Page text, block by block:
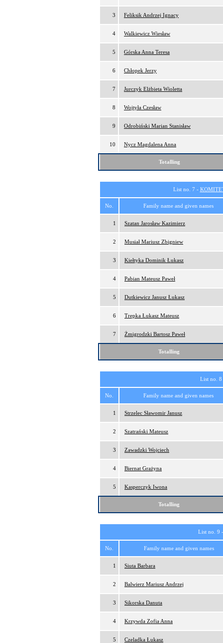
3 Feliksik Andrzej Ignacy
4 Walkiewicz Wiesław
5 Górska Anna Teresa
6 Chłopek Jerzy
7 Jurczyk Elżbieta Wioletta
8 Wojtyła Czesław
9 Odrobiński Marian Stanisław
10 Nycz Magdalena Anna
Totalling
List no. 7 -
No. Family name and given names
1 Szatan Jarosław Kazimierz
2 Musiał Mariusz Zbigniew
3 Kiełtyka Dominik Łukasz
4 Pabian Mateusz Paweł
5 Dutkiewicz Janusz Łukasz
6 Trepka Łukasz Mateusz
7 Żmigrodzki Bartosz Paweł
Totalling
List no.
No. Family name and given names
1 Strzelec Sławomir Janusz
2 Szatrański Mateusz
3 Zawadzki Wojciech
4 Biernat Grażyna
5 Kasperczyk Iwona
Totalling
List no. 9
No. Family name and given names
1 Siuta Barbara
2 Balwierz Mariusz Andrzej
3 Sikorska Danuta
4 Krzywda Zofia Anna
5 Czeladka Łukasz